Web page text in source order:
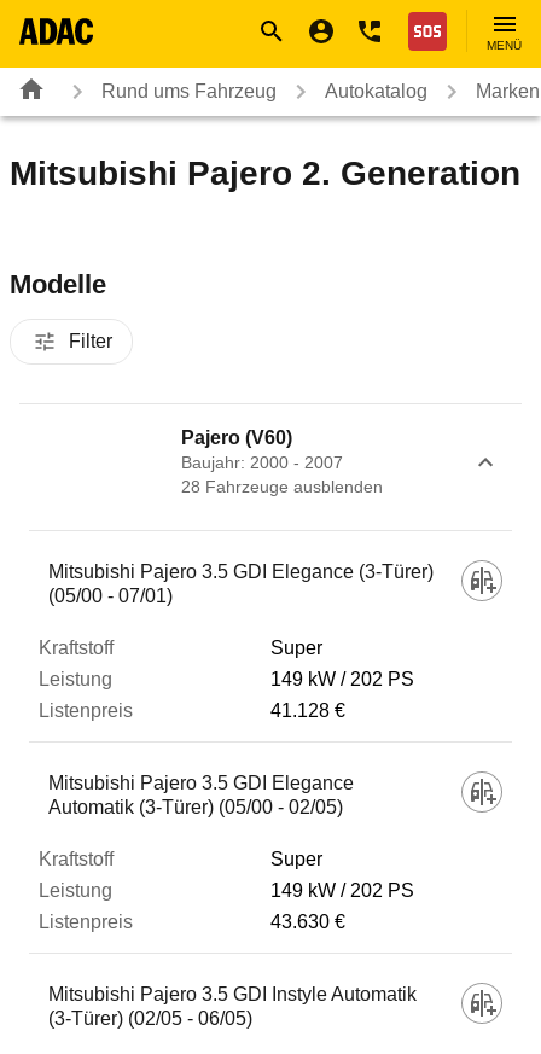
Nothilfe
MENÜ
Rund ums Fahrzeug Autokatalog
Mitsubishi Pajero 2. Generation
Modelle
Filter
Pajero (V60)
Baujahr: 2000 - 2007
28 Fahrzeuge ausblenden
Fahrzeug
Kraftstoff
Leistung
Listenpreis
Mitsubishi Pajero 3.5 GDI Elegance (3-Türer)
(05/00 - 07/01)
Super
149 kW
202 PS
41.128 €
Mitsubishi Pajero 3.5 GDI Elegance
Automatik (3-Türer) (05/00 - 02/05)
Super
149 kW
202 PS
43.630 €
Mitsubishi Pajero 3.5 GDI Instyle Automatik
(3-Türer) (02/05 - 06/05)